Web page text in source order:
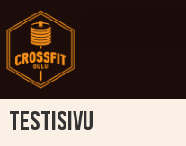
TEstisivu